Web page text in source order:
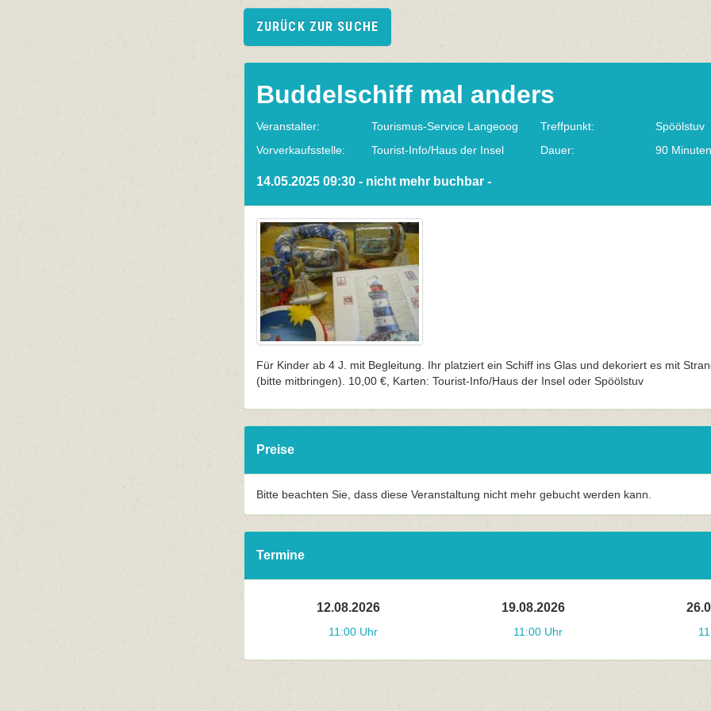
ZURÜCK ZUR SUCHE
Buddelschiff mal anders
Veranstalter: Tourismus-Service Langeoog Treffpunkt:
Spöölstuv
Vorverkaufsstelle:
Tourist-Info/Haus der Insel Dauer: 90
14.05.2025 09:30 - nicht mehr buchbar -
Für Kinder ab 4 J. mit Begleitung. Ihr platziert ein Schiff ins Glas und dekoriert es mit
(bitte mitbringen). 10,00 €, Karten: Tourist-Info/Haus der Insel oder Spöölstuv
Preise
Bitte beachten Sie, dass diese Veranstaltung nicht mehr gebucht werden kann.
Termine
12.08.2026
11:00 Uhr
19.08.2026
11:00 Uhr